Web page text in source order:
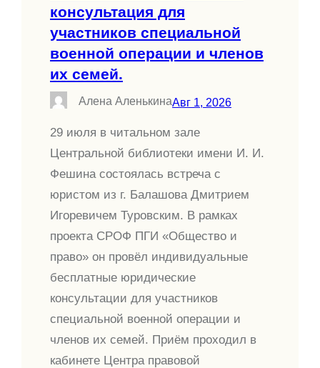
консультация для
участников специальной
военной операции и членов
их семей.
Алена АленькинаАвг 1, 2026
29 июля в читальном зале
Центральной библиотеки имени И. И.
Фешина состоялась встреча с
юристом из г. Балашова Дмитрием
Игоревичем Туровским. В рамках
проекта СРОФ ПГИ «Общество и
право» он провёл индивидуальные
бесплатные юридические
консультации для участников
специальной военной операции и
членов их семей. Приём проходил в
кабинете Центра правовой